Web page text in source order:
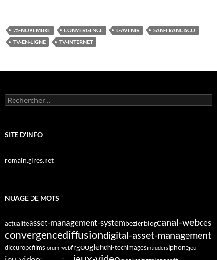
25-NOVEMBRE CONVERGENCE L-AVENIR
SAN-FRANCISCO
TV-EN-LIGNE
TV-INTERNET
Rechercher :
SITE D'INFO
romain.gires.net
NUAGE DE MOTS
actualiteasset-management-systembezierblogcanal-webces
convergencediffusiondigital-asset-management
dlceuropefilmsforum-webfrgooglehdhi-techimagesintrudersiphonejeu